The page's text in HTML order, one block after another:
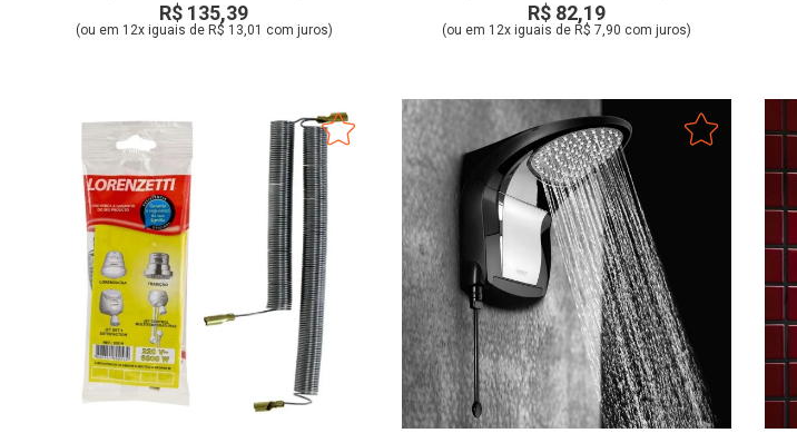
R$ 135,39
(ou em 12x iguais de R$ 13,01 com juros)
R$ 82,19
(ou em 12x iguais de R$ 7,90 com juros)